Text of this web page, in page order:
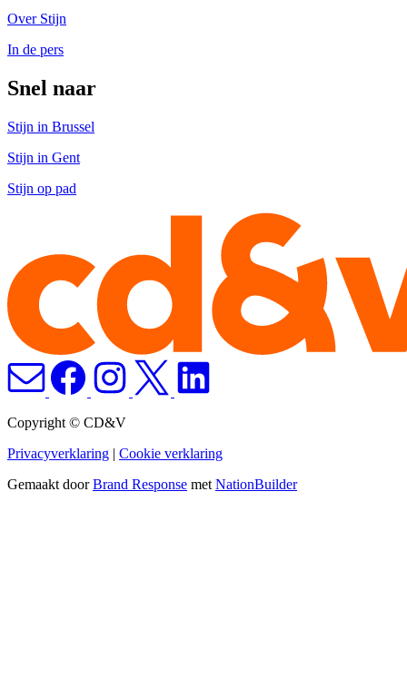
Over Stijn
In de pers
Snel naar
Stijn in Brussel
Stijn in Gent
Stijn op pad
Copyright © CD&V
Privacyverklaring | Cookie verklaring
Gemaakt doorBrand Response met NationBuilder